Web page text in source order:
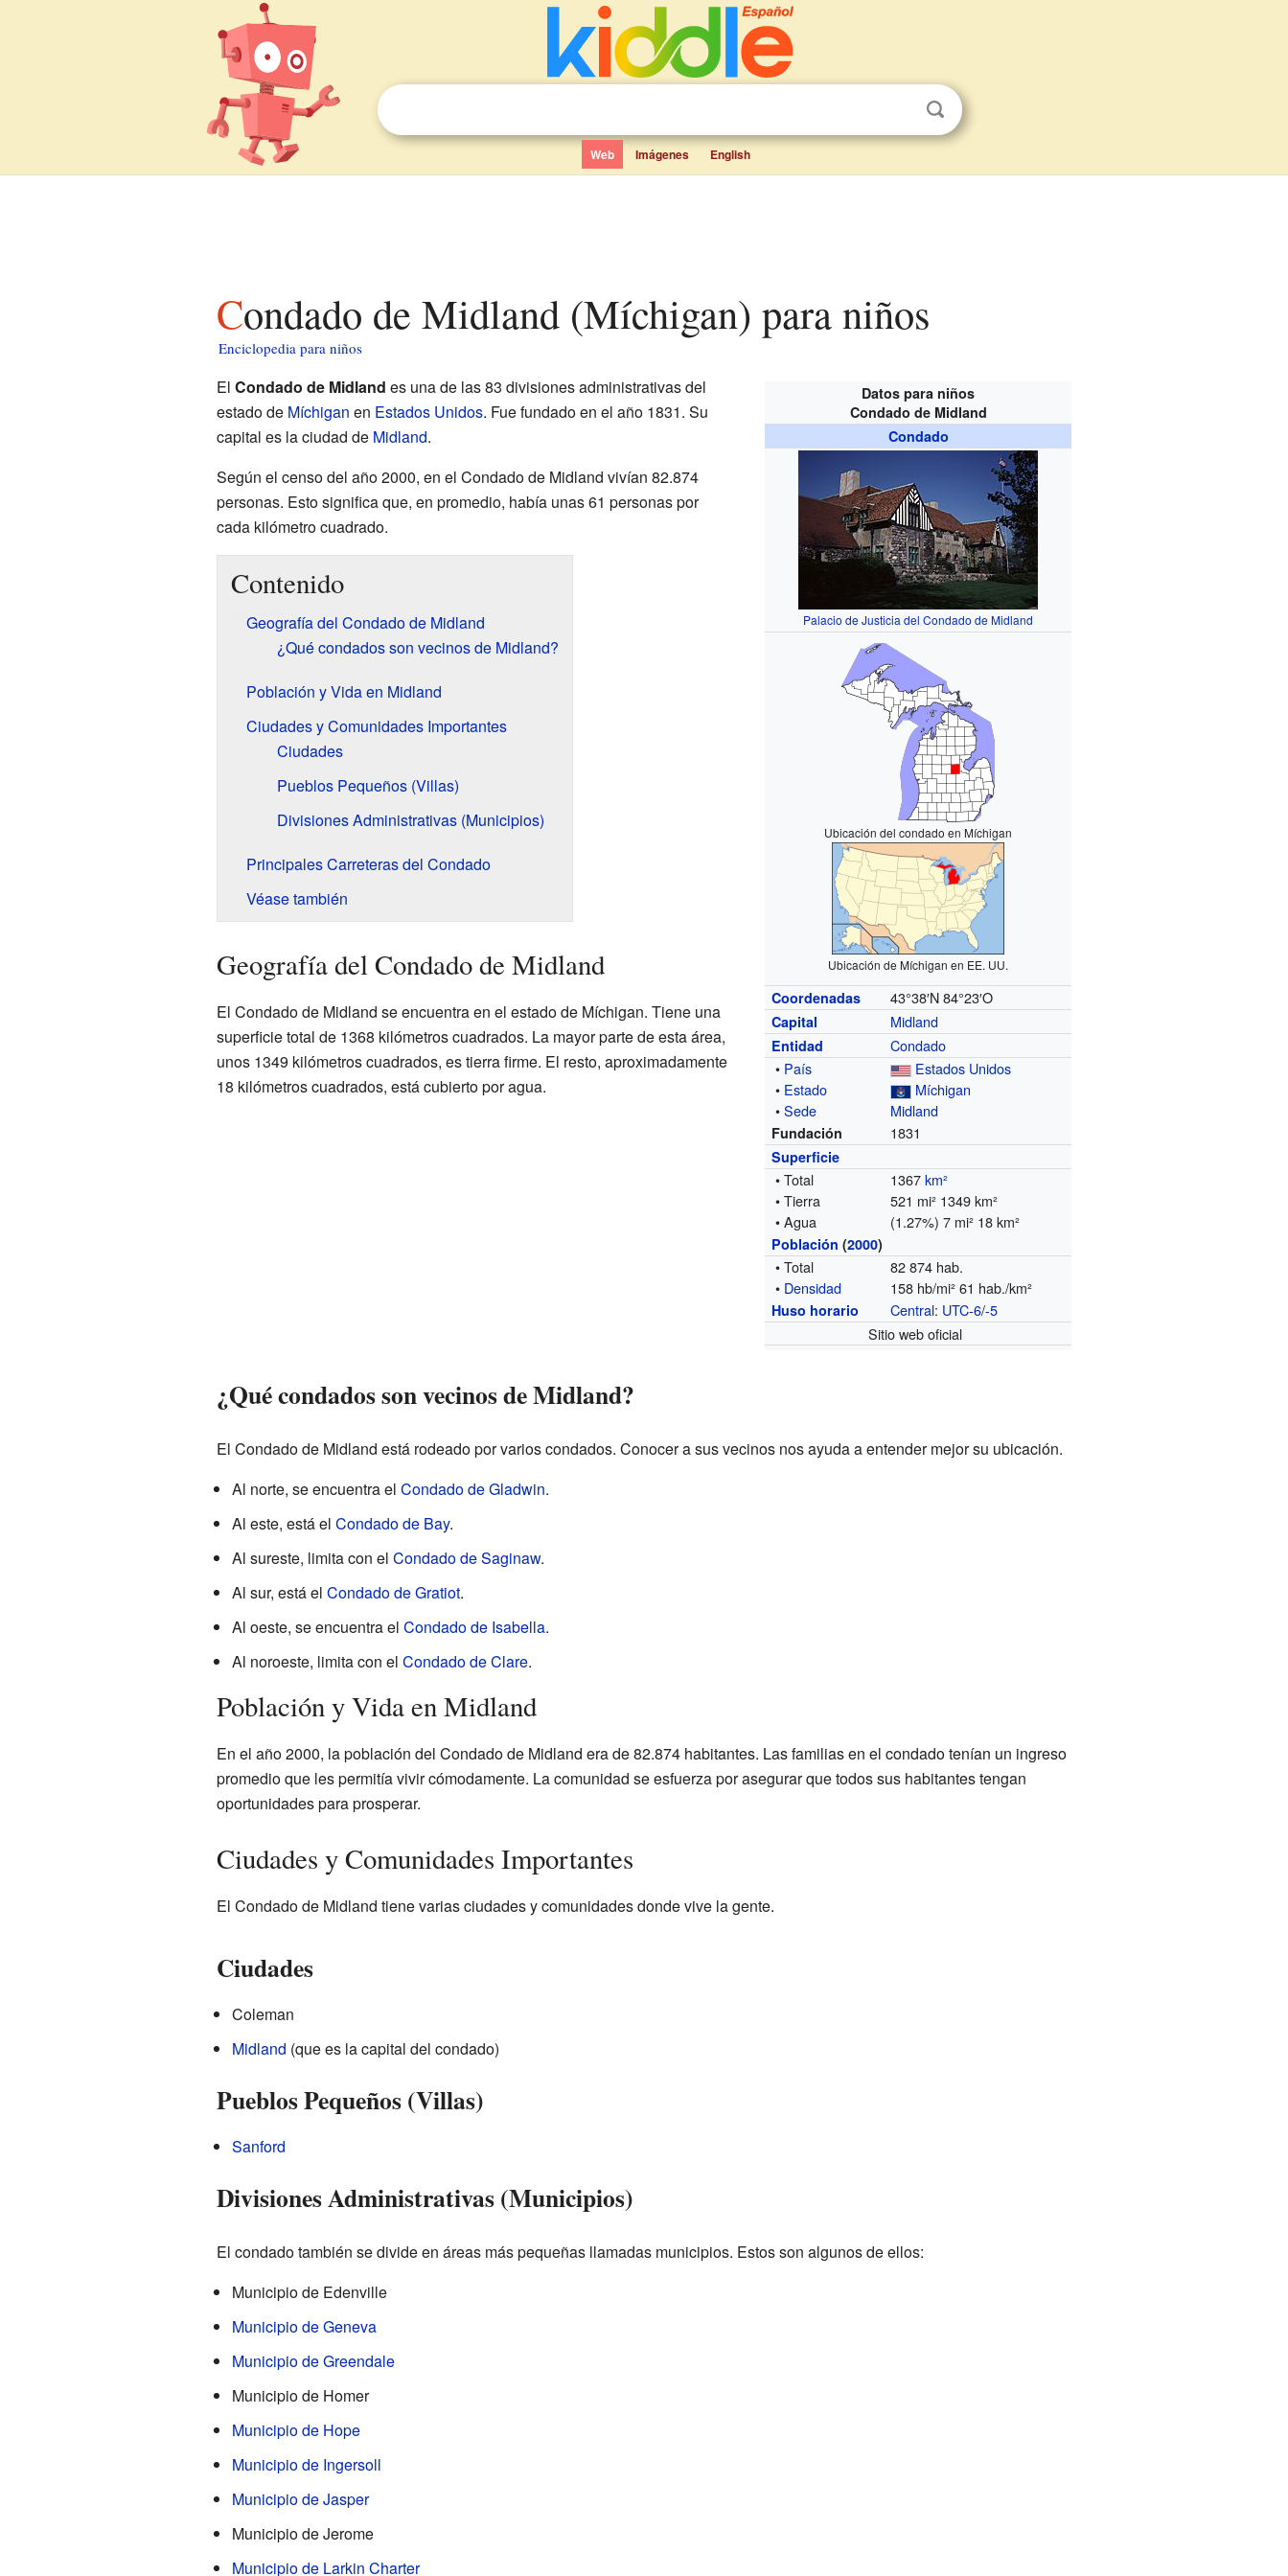
Web Imágenes English
Condado de Midland (Míchigan) para niños
Enciclopedia para niños
Datos para niños
Condado de Midland
Condado
Palacio de Justicia del Condado de Midland
Ubicación del condado en Míchigan
Ubicación de Míchigan en EE. UU.
Coordenadas 43°38′N 84°23′O
Capital Midland
Entidad
Condado
• País
Estados Unidos
• Estado
Míchigan
•Sede Midland
Fundación 1831
Superficie
• Total 1367km²
• Tierra
521 mi² 1349 km²
• Agua
(1.27%) 7 mi² 18 km²
Población (2000)
• Total
82 874 hab.
• Densidad 158 hb/mi² 61 hab./km²
Huso horario Central: UTC-6/-5
Sitio web oficial
El Condado de Midland es una de las 83 divisiones administrativas del
estado de Míchigan en Estados Unidos. Fue fundado en el año 1831. Su
capital es la ciudad de Midland.
Según el censo del año 2000, en el Condado de Midland vivían 82.874
personas. Esto significa que, en promedio, había unas 61 personas por
cada kilómetro cuadrado.
Contenido
Geografía del Condado de Midland
¿Qué condados son vecinos de Midland?
Población y Vida en Midland
Ciudades y Comunidades Importantes
Ciudades
Pueblos Pequeños (Villas)
Divisiones Administrativas (Municipios)
Principales Carreteras del Condado
Véase también
Geografía del Condado de Midland
El Condado de Midland se encuentra en el estado de Míchigan. Tiene una
superficie total de 1368 kilómetros cuadrados. La mayor parte de esta área,
unos 1349 kilómetros cuadrados, es tierra firme. El resto, aproximadamente
18 kilómetros cuadrados, está cubierto por agua.
¿Qué condados son vecinos de Midland?
El Condado de Midland está rodeado por varios condados. Conocer a sus vecinos nos ayuda a entender mejor su ubicación.
Al norte, se encuentra el Condado de Gladwin.
Al este, está el Condado de Bay.
Al sureste, limita con el Condado de Saginaw.
Al sur, está el Condado de Gratiot.
Al oeste, se encuentra el Condado de Isabella.
Al noroeste, limita con el Condado de Clare.
Población y Vida en Midland
En el año 2000, la población del Condado de Midland era de 82.874 habitantes. Las familias en el condado tenían un ingreso
promedio que les permitía vivir cómodamente. La comunidad se esfuerza por asegurar que todos sus habitantes tengan
oportunidades para prosperar.
Ciudades y Comunidades Importantes
El Condado de Midland tiene varias ciudades y comunidades donde vive la gente.
Ciudades
Coleman
Midland (que es la capital del condado)
Pueblos Pequeños (Villas)
Sanford
Divisiones Administrativas (Municipios)
El condado también se divide en áreas más pequeñas llamadas municipios. Estos son algunos de ellos:
Municipio de Edenville
Municipio de Geneva
Municipio de Greendale
Municipio de Homer
Municipio de Hope
Municipio de Ingersoll
Municipio de Jasper
Municipio de Jerome
Municipio de Larkin Charter